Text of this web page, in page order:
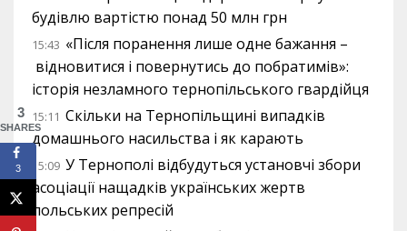
будівлю вартістю понад 50 млн грн
15:43 «Після поранення лише одне бажання –
відновитися і повернутись до побратимів»:
історія незламного тернопільського гвардійця
15:11 Скільки на Тернопільщині випадків
домашнього насильства і як карають
15:09 У Тернополі відбудуться установчі збори
асоціації нащадків українських жертв
польських репресій
3
SHARES
3